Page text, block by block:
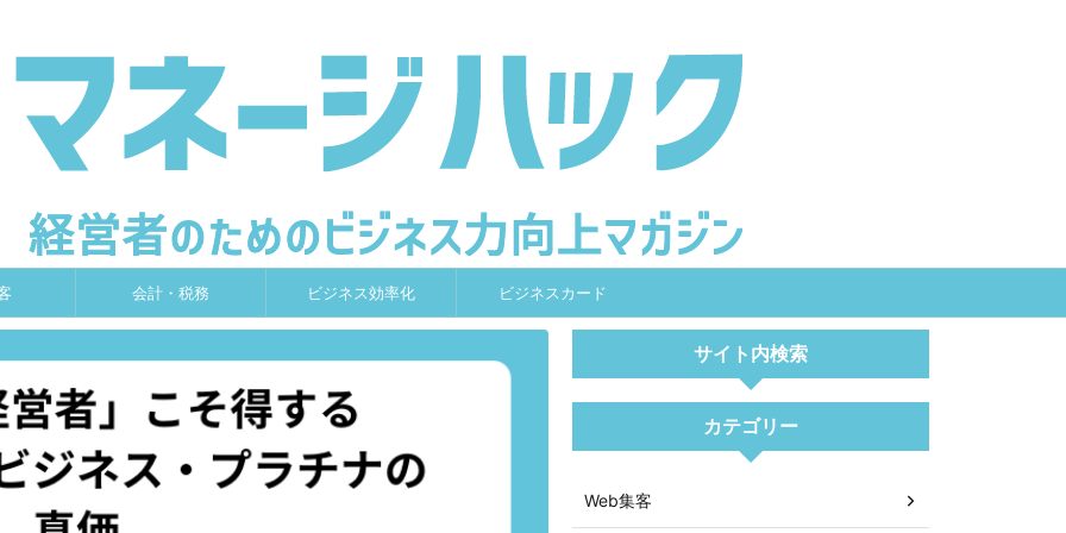
会計・税務 ビジネス効率化 ビジネスカード
サイト内検索
カテゴリー
Web集客